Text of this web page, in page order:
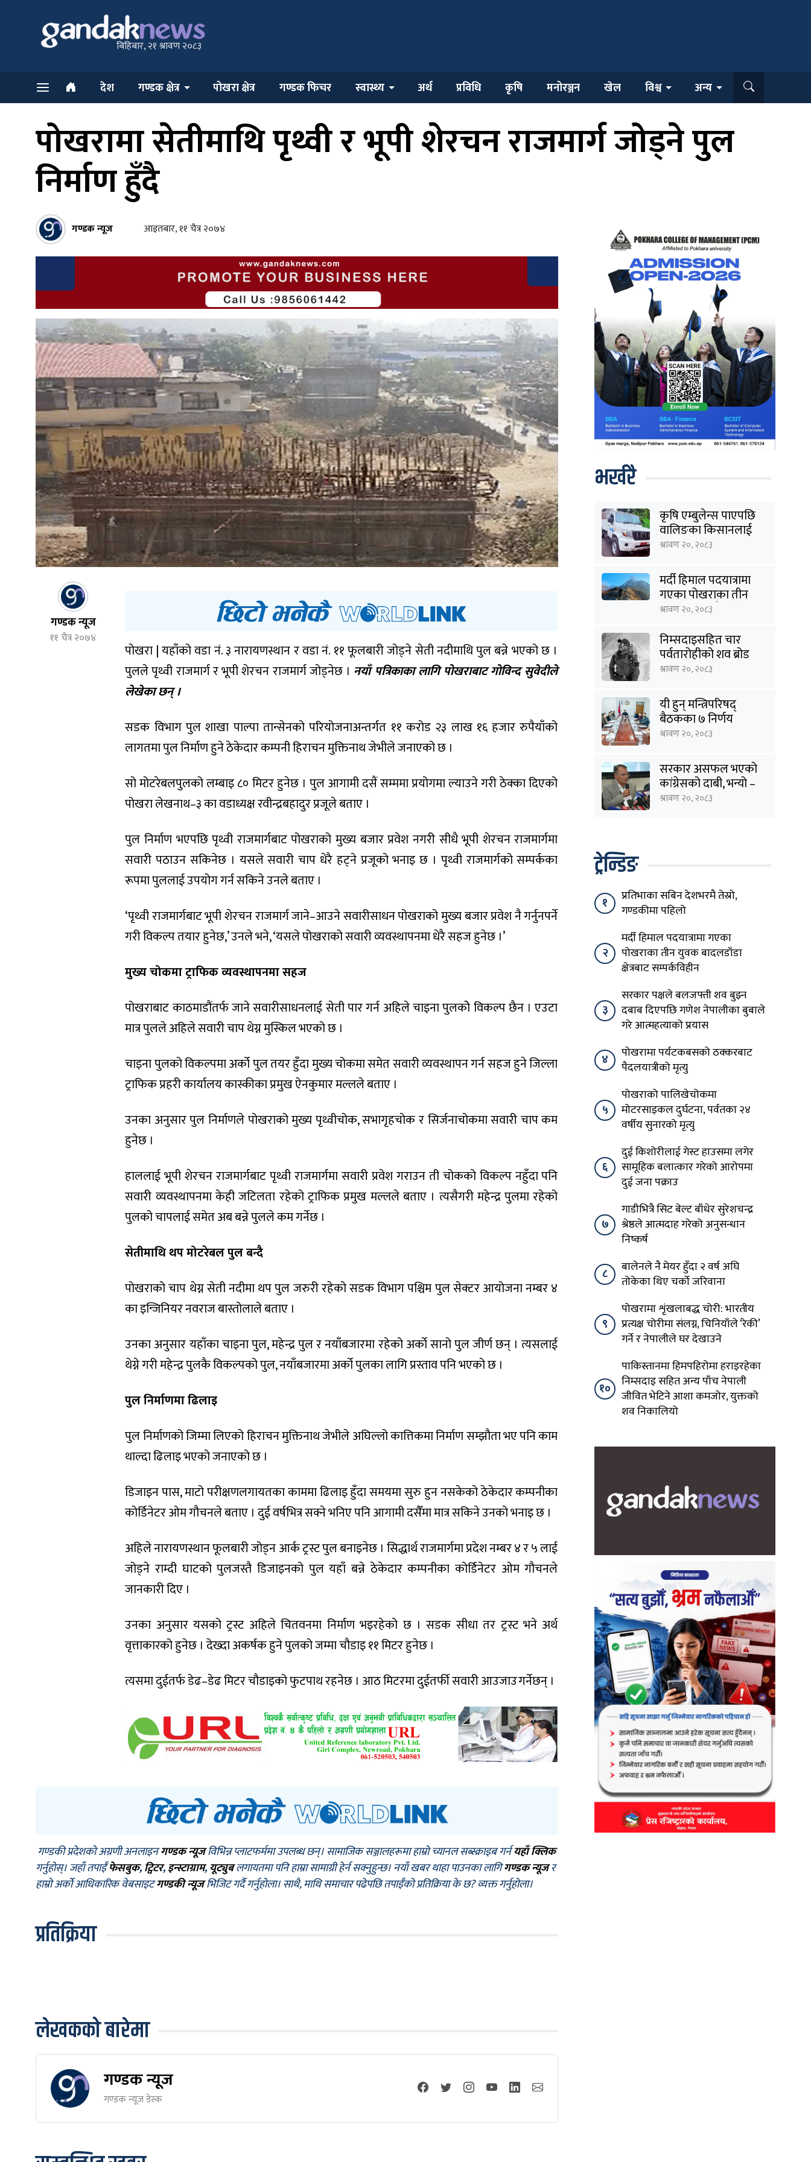
बिहिबार, २१ श्रावण २०८३
देश गण्डक क्षेत्र पोखरा क्षेत्र गण्डक फिचर स्वास्थ्य अर्थ प्रविधि कृषि मनोरञ्जन खेल विश्व अन्य
पोखरामा सेतीमाथि पृथ्वी र भूपी शेरचन राजमार्ग जोड्ने पुल
निर्माण हुँदै
गण्डक न्यूज आइतबार, ११ चैत्र २०७४
गण्डक न्यूज
११ चैत्र २०७४
पोखरा | यहाँको वडा नं. ३ नारायणस्थान र वडा नं. ११ फूलबारी जोड्ने सेती नदीमाथि पुल बन्ने भएको छ ।
पुलले पृथ्वी राजमार्ग र भूपी शेरचन राजमार्ग जोड्नेछ । नयाँ पत्रिकाका लागि पोखराबाट गोविन्द सुवेदीले
लेखेका छन् ।
सडक विभाग पुल शाखा पाल्पा तान्सेनको परियोजनाअन्तर्गत ११ करोड २३ लाख १६ हजार रुपैयाँको
लागतमा पुल निर्माण हुने ठेकेदार कम्पनी हिराचन मुक्तिनाथ जेभीले जनाएको छ ।
सो मोटरेबलपुलको लम्बाइ ८० मिटर हुनेछ । पुल आगामी दसैं सम्ममा प्रयोगमा ल्याउने गरी ठेक्का दिएको
पोखरा लेखनाथ–३ का वडाध्यक्ष रवीन्द्रबहादुर प्रजूले बताए ।
पुल निर्माण भएपछि पृथ्वी राजमार्गबाट पोखराको मुख्य बजार प्रवेश नगरी सीधै भूपी शेरचन राजमार्गमा
सवारी पठाउन सकिनेछ । यसले सवारी चाप धेरै हट्ने प्रजूको भनाइ छ । पृथ्वी राजमार्गको सम्पर्कका
रूपमा पुललाई उपयोग गर्न सकिने उनले बताए ।
‘पृथ्वी राजमार्गबाट भूपी शेरचन राजमार्ग जाने–आउने सवारीसाधन पोखराको मुख्य बजार प्रवेश नै गर्नुनपर्ने
गरी विकल्प तयार हुनेछ,’ उनले भने, ‘यसले पोखराको सवारी व्यवस्थापनमा धेरै सहज हुनेछ ।’
मुख्य चोकमा ट्राफिक व्यवस्थापनमा सहज
पोखराबाट काठमाडौंतर्फ जाने सवारीसाधनलाई सेती पार गर्न अहिले चाइना पुलकोे विकल्प छैन । एउटा
मात्र पुलले अहिले सवारी चाप थेग्न मुस्किल भएको छ ।
चाइना पुलको विकल्पमा अर्को पुल तयर हुँदा मुख्य चोकमा समेत सवारी व्यवस्थापन गर्न सहज हुने जिल्ला
ट्राफिक प्रहरी कार्यालय कास्कीका प्रमुख ऐनकुमार मल्लले बताए ।
उनका अनुसार पुल निर्माणले पोखराको मुख्य पृथ्वीचोक, सभागृहचोक र सिर्जनाचोकमा सवारी चाप कम
हुनेछ ।
हाललाई भूपी शेरचन राजमार्गबाट पृथ्वी राजमार्गमा सवारी प्रवेश गराउन ती चोकको विकल्प नहुँदा पनि
सवारी व्यवस्थापनमा केही जटिलता रहेको ट्राफिक प्रमुख मल्लले बताए । त्यसैगरी महेन्द्र पुलमा रहेको
पुलको चापलाई समेत अब बन्ने पुलले कम गर्नेछ ।
सेतीमाथि थप मोटरेबल पुल बन्दै
पोखराको चाप थेग्न सेती नदीमा थप पुल जरुरी रहेको सडक विभाग पश्चिम पुल सेक्टर आयोजना नम्बर ४
का इन्जिनियर नवराज बास्तोलाले बताए ।
उनका अनुसार यहाँका चाइना पुल, महेन्द्र पुल र नयाँबजारमा रहेको अर्काे सानो पुल जीर्ण छन् । त्यसलाई
थेग्ने गरी महेन्द्र पुलकै विकल्पको पुल, नयाँबजारमा अर्को पुलका लागि प्रस्ताव पनि भएको छ ।
पुल निर्माणमा ढिलाइ
पुल निर्माणको जिम्मा लिएको हिराचन मुक्तिनाथ जेभीले अघिल्लो कात्तिकमा निर्माण सम्झौता भए पनि काम
थाल्दा ढिलाइ भएको जनाएको छ ।
डिजाइन पास, माटो परीक्षणलगायतका काममा ढिलाइ हुँदा समयमा सुरु हुन नसकेको ठेकेदार कम्पनीका
कोर्डिनेटर ओम गौचनले बताए । दुई वर्षभित्र सक्ने भनिए पनि आगामी दसैँमा मात्र सकिने उनको भनाइ छ ।
अहिले नारायणस्थान फूलबारी जोड्न आर्क ट्रस्ट पुल बनाइनेछ । सिद्धार्थ राजमार्गमा प्रदेश नम्बर ४ र ५ लाई
जोड्ने राम्दी घाटको पुलजस्तै डिजाइनको पुल यहाँ बन्ने ठेकेदार कम्पनीका कोर्डिनेटर ओम गौचनले
जानकारी दिए ।
उनका अनुसार यसको ट्रस्ट अहिले चितवनमा निर्माण भइरहेको छ । सडक सीधा तर ट्रस्ट भने अर्थ
वृत्ताकारको हुनेछ । देख्दा अकर्षक हुने पुलको जम्मा चौडाइ ११ मिटर हुनेछ ।
त्यसमा दुईतर्फ डेढ–डेढ मिटर चौडाइको फुटपाथ रहनेछ । आठ मिटरमा दुईतर्फी सवारी आउजाउ गर्नेछन् ।
गण्डकी प्रदेशको अग्रणी अनलाइनगण्डक न्यूजविभिन्न प्लाटफर्ममा उपलब्ध छन्। सामाजिक सञ्जालहरूमा हाम्रो च्यानल सब्स्क्राइब गर्नयहाँ क्लिक
गर्नुहोस्। जहाँ तपाईँफेसबुक,ट्विटर,इन्स्टाग्राम, यूट्युबलगायतमा पनि हाम्रा सामाग्री हेर्न सक्नुहुन्छ। नयाँ खबर थाहा पाउनका लागिगण्डक न्यूजर
हाम्रो अर्को आधिकारिक वेबसाइटगण्डकी न्यूजभिजिट गर्दै गर्नुहोला। साथै, माथि समाचार पढेपछि तपाईँको प्रतिक्रिया के छ? व्यक्त गर्नुहोला।
प्रतिक्रिया
लेखकको बारेमा
गण्डक न्यूज
गण्डक न्यूज डेस्क
भर्खरै
कृषि एम्बुलेन्स पाएपछि
वालिङका किसानलाई
राहत
श्रावण २०, २०८३
मर्दी हिमाल पदयात्रामा
गएका पोखराका तीन
युवक बादलडाँडा क्षेत्रबाट
श्रावण २०, २०८३
निम्सदाइसहित चार
पर्वतारोहीको शव ब्रोड
पिकबाट बेस क्याम्पमा
श्रावण २०, २०८३
यी हुन् मन्त्रिपरिषद्
बैठकका ७ निर्णय
श्रावण २०, २०८३
सरकार असफल भएको
कांग्रेसको दाबी, भन्यो –
‘जनविश्वासको संकटमा
श्रावण २०, २०८३
ट्रेन्डिङ
१
प्रतिभाका सबिन देशभरमै तेस्रो,
गण्डकीमा पहिलो
२
मर्दी हिमाल पदयात्रामा गएका
पोखराका तीन युवक बादलडाँडा
क्षेत्रबाट सम्पर्कविहीन
३
सरकार पक्षले बलजफ्ती शव बुझ्न
दबाब दिएपछि गणेश नेपालीका बुबाले
गरे आत्महत्याको प्रयास
४
पोखरामा पर्यटकबसको ठक्करबाट
पैदलयात्रीको मृत्यु
५
पोखराको पालिखेचोकमा
मोटरसाइकल दुर्घटना, पर्वतका २४
वर्षीय सुनारको मृत्यु
६
दुई किशोरीलाई गेस्ट हाउसमा लगेर
सामूहिक बलात्कार गरेको आरोपमा
दुई जना पक्राउ
७
गाडीभित्रै सिट बेल्ट बाँधेर सुरेशचन्द्र
श्रेष्ठले आत्मदाह गरेको अनुसन्धान
निष्कर्ष
८
बालेनले नै मेयर हुँदा २ वर्ष अघि
तोकेका थिए चर्को जरिवाना
९
पोखरामा शृंखलाबद्ध चोरी: भारतीय
प्रत्यक्ष चोरीमा संलग्न, चिनियाँले ‘रेकी’
गर्ने र नेपालीले घर देखाउने
१०
पाकिस्तानमा हिमपहिरोमा हराइरहेका
निम्सदाइ सहित अन्य पाँच नेपाली
जीवित भेटिने आशा कमजोर, युक्तको
शव निकालियो